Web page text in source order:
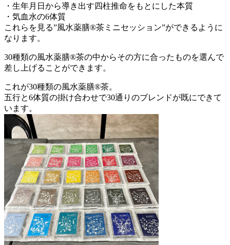
・生年月日から導き出す四柱推命をもとにした本質
・気血水の6体質
これらを見る”風水薬膳®茶ミニセッション”ができるように
なります。
30種類の風水薬膳®茶の中からその方に合ったものを選んで
差し上げることができます。
これが30種類の風水薬膳®茶。
五行と6体質の掛け合わせで30通りのブレンドが既にできて
います。